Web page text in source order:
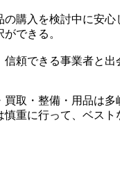
購入を検討中に安
できる。
頼できる事業者と出
取・整備・用品は
重に行って、ベスト